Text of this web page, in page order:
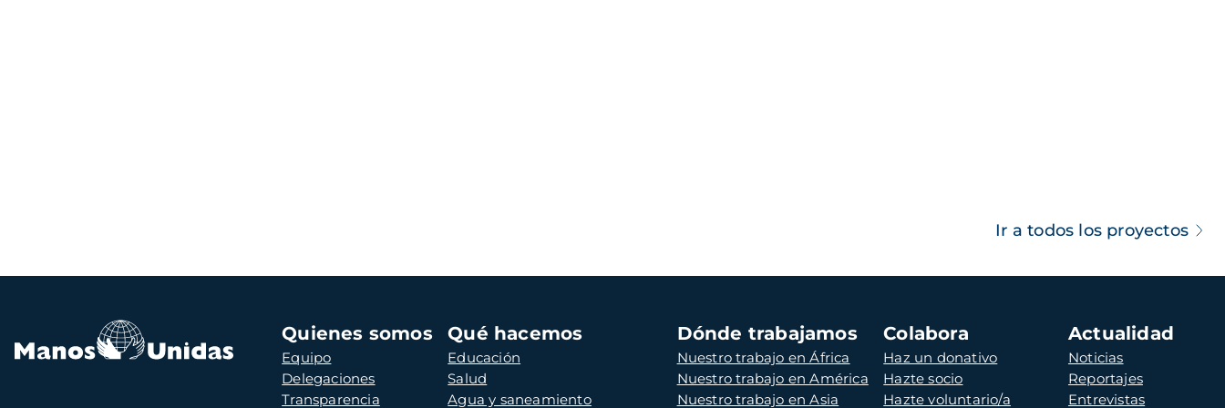
Ir a todos los proyectos
Navegación
principal
Quienes somos
Equipo
Delegaciones
Transparencia
Qué hacemos
Educación
Salud
Agua y saneamiento
Dónde trabajamos
Nuestro trabajo en África
Nuestro trabajo en América
Nuestro trabajo en Asia
Colabora
Haz un donativo
Hazte socio
Hazte voluntario/a
Actualidad
Noticias
Reportajes
Entrevistas